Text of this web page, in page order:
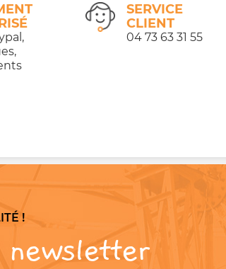
SERVICE
CLIENT
04 73 63 31 55
!